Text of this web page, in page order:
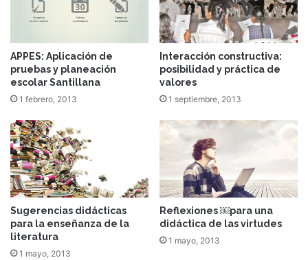
APPES: Aplicación de
pruebas y planeación
escolar Santillana
1 febrero, 2013
Interacción constructiva:
posibilidad y práctica de
valores
1 septiembre, 2013
Sugerencias didácticas
para la enseñanza de la
literatura
1 mayo, 2013
Reflexiones ￼para una
didáctica de las virtudes
1 mayo, 2013